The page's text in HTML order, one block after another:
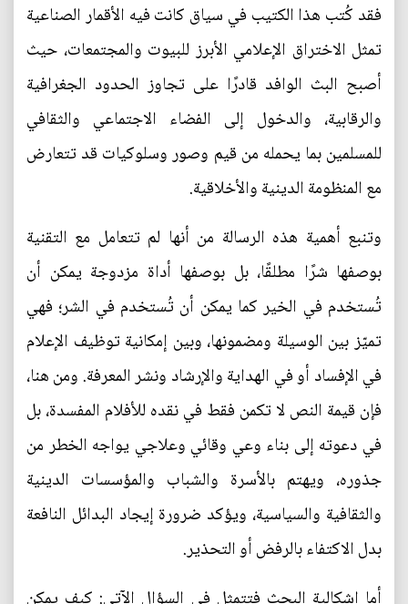
فقد كُتب هذا الكتيب في سياق كانت فيه الأقمار الصناعية
تمثل الاختراق الإعلامي الأبرز للبيوت والمجتمعات، حيث
أصبح البث الوافد قادرًا على تجاوز الحدود الجغرافية
والرقابية، والدخول إلى الفضاء الاجتماعي والثقافي
للمسلمين بما يحمله من قيم وصور وسلوكيات قد تتعارض
مع المنظومة الدينية والأخلاقية.
وتنبع أهمية هذه الرسالة من أنها لم تتعامل مع التقنية
بوصفها شرًا مطلقًا، بل بوصفها أداة مزدوجة يمكن أن
تُستخدم في الخير كما يمكن أن تُستخدم في الشر؛ فهي
تميّز بين الوسيلة ومضمونها، وبين إمكانية توظيف الإعلام
في الإفساد أو في الهداية والإرشاد ونشر المعرفة. ومن هنا،
فإن قيمة النص لا تكمن فقط في نقده للأفلام المفسدة، بل
في دعوته إلى بناء وعي وقائي وعلاجي يواجه الخطر من
جذوره، ويهتم بالأسرة والشباب والمؤسسات الدينية
والثقافية والسياسية، ويؤكد ضرورة إيجاد البدائل النافعة
بدل الاكتفاء بالرفض أو التحذير.